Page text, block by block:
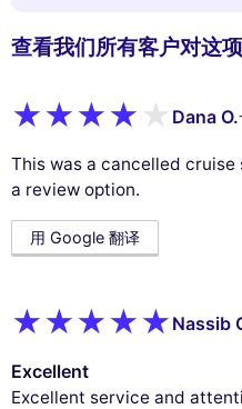
查看我们所有客户对这
Dana O.
This was a cancelled
a review option.
用 Google 翻译
Nassib
Excellent
Excellent service and